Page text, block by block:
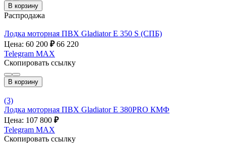
В корзину
Распродажа
Лодка моторная ПВХ Gladiator E 350 S (СПБ)
Цена: 60 200 ₽ 66 220
Telegram MAX
Скопировать ссылку
В корзину
(3)
Лодка моторная ПВХ Gladiator E 380PRO КМФ
Цена: 107 800 ₽
Telegram MAX
Скопировать ссылку